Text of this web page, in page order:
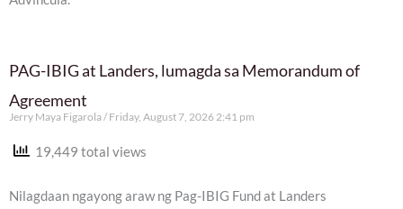
PAG-IBIG at Landers, lumagda sa Memorandum of
Agreement
Jerry Maya Figarola Friday, August 7, 2026 2:41 pm
19,449 total views
Nilagdaan ngayong araw ng Pag-IBIG Fund at Landers